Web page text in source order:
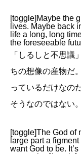
[toggle]Maybe the
lives. Maybe back
life a long, long
the foreseeable
「しるしと不思議
ちの想像の産物だ
っているだけなの
そうなのではない。
[toggle]The God of
large part a
want God to be.